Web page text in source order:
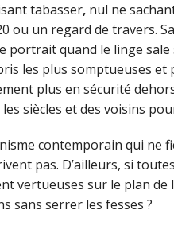
tabasser, nul ne
ou un regard de travers.
portrait quand le linge
les plus somptueuses
plus en sécurité
siècles et des voisins
contemporain qui ne
pas. D’ailleurs, si
vertueuses sur le plan de
sans serrer les fesses ?